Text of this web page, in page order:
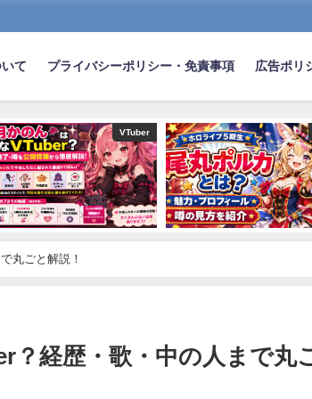
て プライバシーポリシー・免責事項 広告ポリ
VTuber
丸ごと解説！
？経歴・歌・中の人まで丸